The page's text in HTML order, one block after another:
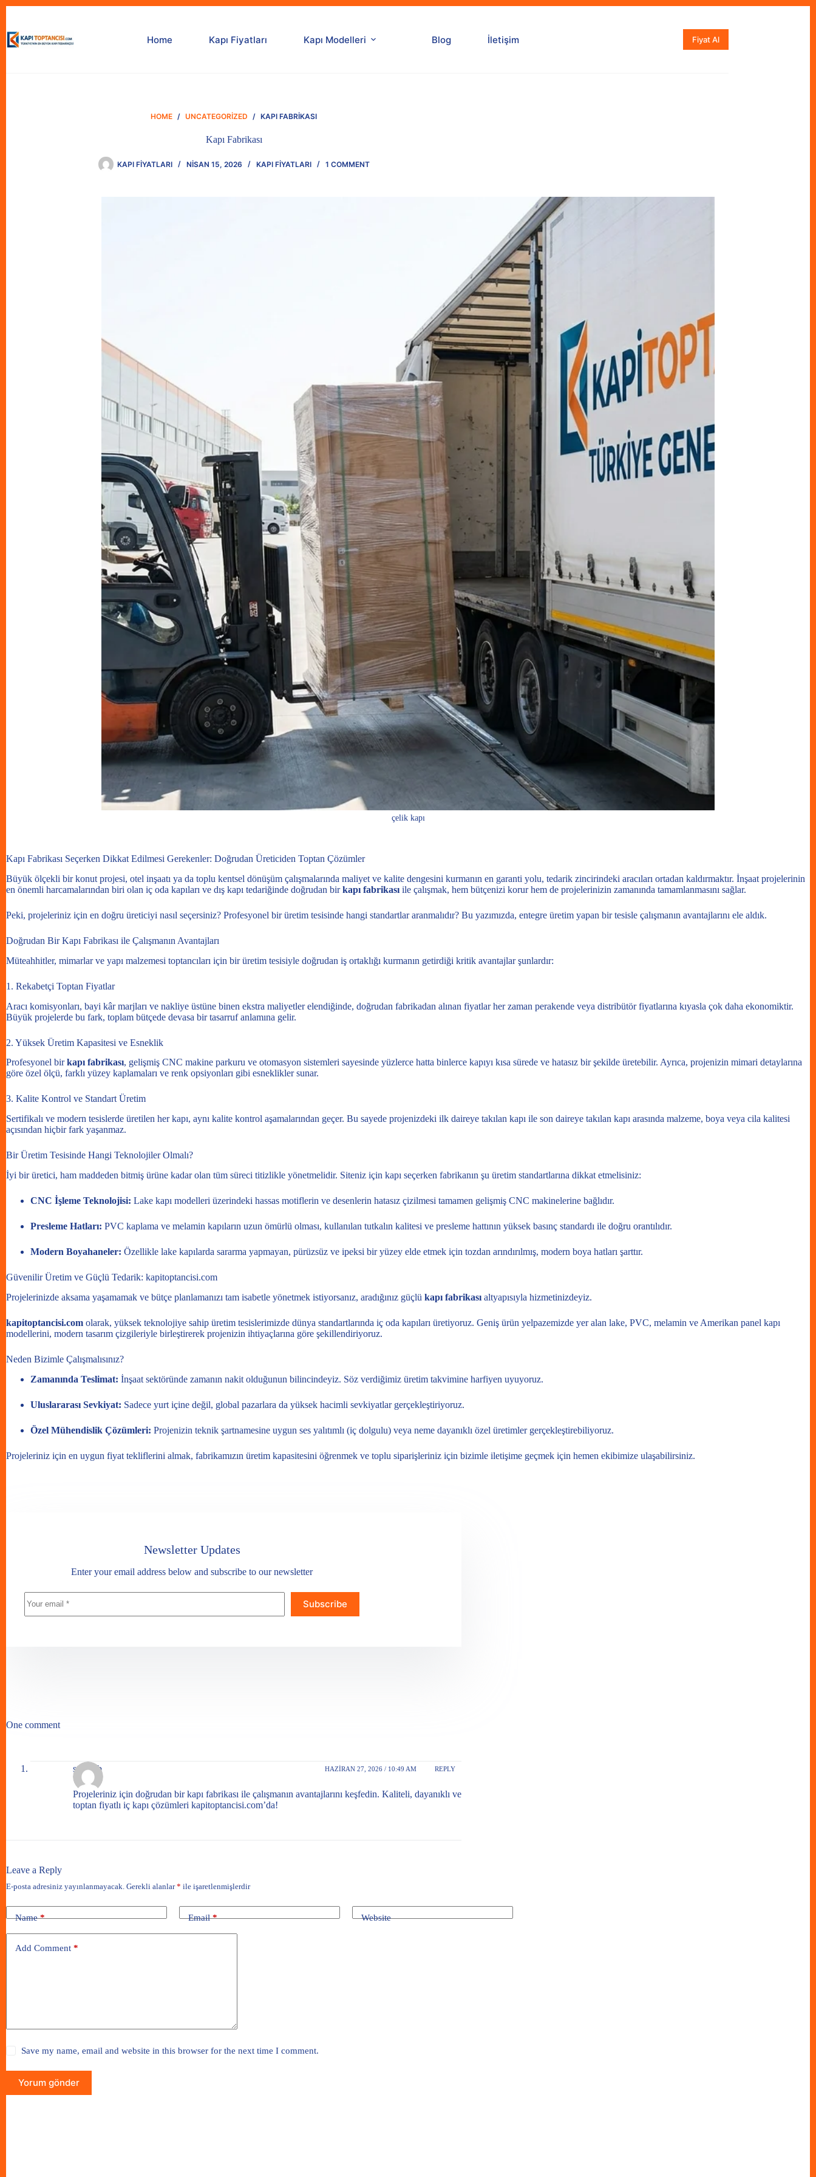
content
Home Kapı Fiyatları Kapı Modelleri Blog İletişim Fiyat Al
HOME / UNCATEGORIZED / KAPI FABRIKASI
Kapı Fabrikası
KAPI FIYATLARI NISAN 15, 2026 KAPI FIYATLARI 1 COMMENT
çelik kapı
Kapı Fabrikası Seçerken Dikkat Edilmesi Gerekenler: Doğrudan Üreticiden Toptan Çözümler
Büyük ölçekli bir konut projesi, otel inşaatı ya da toplu kentsel dönüşüm çalışmalarında maliyet ve kalite dengesini kurmanın en garanti yolu, tedarik zincirindeki aracıları ortadan kaldırmaktır. İnşaat projelerinin
en önemli harcamalarından biri olan iç oda kapıları ve dış kapı tedariğinde doğrudan birkapı fabrikası ile çalışmak, hem bütçenizi korur hem de projelerinizin zamanında tamamlanmasını sağlar.
Peki, projeleriniz için en doğru üreticiyi nasıl seçersiniz? Profesyonel bir üretim tesisinde hangi standartlar aranmalıdır? Bu yazımızda, entegre üretim yapan bir tesisle çalışmanın avantajlarını ele aldık.
Doğrudan Bir Kapı Fabrikası ile Çalışmanın Avantajları
Müteahhitler, mimarlar ve yapı malzemesi toptancıları için bir üretim tesisiyle doğrudan iş ortaklığı kurmanın getirdiği kritik avantajlar şunlardır:
1. Rekabetçi Toptan Fiyatlar
Aracı komisyonları, bayi kâr marjları ve nakliye üstüne binen ekstra maliyetler elendiğinde, doğrudan fabrikadan alınan fiyatlar her zaman perakende veya distribütör fiyatlarına kıyasla çok daha ekonomiktir.
Büyük projelerde bu fark, toplam bütçede devasa bir tasarruf anlamına gelir.
2. Yüksek Üretim Kapasitesi ve Esneklik
Profesyonel birkapı fabrikası, gelişmiş CNC makine parkuru ve otomasyon sistemleri sayesinde yüzlerce hatta binlerce kapıyı kısa sürede ve hatasız bir şekilde üretebilir. Ayrıca, projenizin mimari detaylarına
göre özel ölçü, farklı yüzey kaplamaları ve renk opsiyonları gibi esneklikler sunar.
3. Kalite Kontrol ve Standart Üretim
Sertifikalı ve modern tesislerde üretilen her kapı, aynı kalite kontrol aşamalarından geçer. Bu sayede projenizdeki ilk daireye takılan kapı ile son daireye takılan kapı arasında malzeme, boya veya cila kalitesi
açısından hiçbir fark yaşanmaz.
Bir Üretim Tesisinde Hangi Teknolojiler Olmalı?
İyi bir üretici, ham maddeden bitmiş ürüne kadar olan tüm süreci titizlikle yönetmelidir. Siteniz için kapı seçerken fabrikanın şu üretim standartlarına dikkat etmelisiniz:
CNC İşleme Teknolojisi: Lake kapı modelleri üzerindeki hassas motiflerin ve desenlerin hatasız çizilmesi tamamen gelişmiş CNC makinelerine bağlıdır.
Presleme Hatları: PVC kaplama ve melamin kapıların uzun ömürlü olması, kullanılan tutkalın kalitesi ve presleme hattının yüksek basınç standardı ile doğru orantılıdır.
Modern Boyahaneler: Özellikle lake kapılarda sararma yapmayan, pürüzsüz ve ipeksi bir yüzey elde etmek için tozdan arındırılmış, modern boya hatları şarttır.
Güvenilir Üretim ve Güçlü Tedarik: kapitoptancisi.com
Projelerinizde aksama yaşamamak ve bütçe planlamanızı tam isabetle yönetmek istiyorsanız, aradığınız güçlü kapı fabrikası altyapısıyla hizmetinizdeyiz.
kapitoptancisi.com olarak, yüksek teknolojiye sahip üretim tesislerimizde dünya standartlarında iç oda kapıları üretiyoruz. Geniş ürün yelpazemizde yer alan lake, PVC, melamin ve Amerikan panel kapı
modellerini, modern tasarım çizgileriyle birleştirerek projenizin ihtiyaçlarına göre şekillendiriyoruz.
Neden Bizimle Çalışmalısınız?
Zamanında Teslimat: İnşaat sektöründe zamanın nakit olduğunun bilincindeyiz. Söz verdiğimiz üretim takvimine harfiyen uyuyoruz.
Uluslararası Sevkiyat: Sadece yurt içine değil, global pazarlara da yüksek hacimli sevkiyatlar gerçekleştiriyoruz.
Özel Mühendislik Çözümleri: Projenizin teknik şartnamesine uygun ses yalıtımlı (iç dolgulu) veya neme dayanıklı özel üretimler gerçekleştirebiliyoruz.
Projeleriniz için en uygun fiyat tekliflerini almak, fabrikamızın üretim kapasitesini öğrenmek ve toplu siparişleriniz için bizimle iletişime geçmek için hemen ekibimize ulaşabilirsiniz.
Newsletter Updates
Enter your email address below and subscribe to our newsletter
Subscribe
One comment
samet b HAZIRAN 27, 2026 / 10:49 AM REPLY
Projeleriniz için doğrudan bir kapı fabrikası ile çalışmanın avantajlarını keşfedin. Kaliteli, dayanıklı ve
toptan fiyatlı iç kapı çözümleri kapitoptancisi.com’da!
Leave a Reply
E-posta adresiniz yayınlanmayacak. Gerekli alanlar* ile işaretlenmişlerdir
Name* Email* Website
Add Comment *
Save my name, email and website in this browser for the next time I comment.
Yorum gönder